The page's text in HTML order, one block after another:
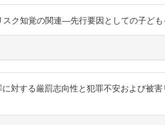
ク知覚の関連―先行要因としての子ど
対する厳罰志向性と犯罪不安および